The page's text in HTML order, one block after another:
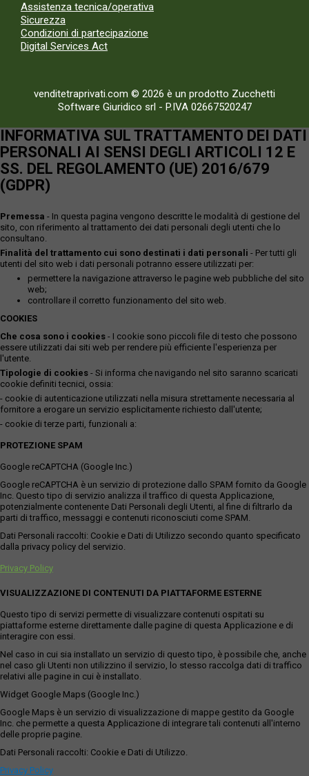
Assistenza tecnica/operativa
Sicurezza
Condizioni di partecipazione
Digital Services Act
venditetraprivati.com © 2026 è un prodotto Zucchetti
Software Giuridico srl - P.IVA 02667520247
INFORMATIVA SUL TRATTAMENTO DEI DATI
PERSONALI AI SENSI DEGLI ARTICOLI 12 E
SS. DEL REGOLAMENTO (UE) 2016/679
(GDPR)
Premessa - In questa pagina vengono descritte le modalità di gestione del
sito, con riferimento al trattamento dei dati personali degli utenti che lo
consultano.
Finalità del trattamento cui sono destinati i dati personali - Per tutti gli
utenti del sito web i dati personali potranno essere utilizzati per:
permettere la navigazione attraverso le pagine web pubbliche del sito
web;
controllare il corretto funzionamento del sito web.
COOKIES
Che cosa sono i cookies - I cookie sono piccoli file di testo che possono
essere utilizzati dai siti web per rendere più efficiente l'esperienza per
l'utente.
Tipologie di cookies - Si informa che navigando nel sito saranno scaricati
cookie definiti tecnici, ossia:
- cookie di autenticazione utilizzati nella misura strettamente necessaria al
fornitore a erogare un servizio esplicitamente richiesto dall'utente;
- cookie di terze parti, funzionali a:
PROTEZIONE SPAM
Google reCAPTCHA (Google Inc.)
Google reCAPTCHA è un servizio di protezione dallo SPAM fornito da Google
Inc. Questo tipo di servizio analizza il traffico di questa Applicazione,
potenzialmente contenente Dati Personali degli Utenti, al fine di filtrarlo da
parti di traffico, messaggi e contenuti riconosciuti come SPAM.
Dati Personali raccolti: Cookie e Dati di Utilizzo secondo quanto specificato
dalla privacy policy del servizio.
Privacy Policy
VISUALIZZAZIONE DI CONTENUTI DA PIATTAFORME ESTERNE
Questo tipo di servizi permette di visualizzare contenuti ospitati su
piattaforme esterne direttamente dalle pagine di questa Applicazione e di
interagire con essi.
Nel caso in cui sia installato un servizio di questo tipo, è possibile che, anche
nel caso gli Utenti non utilizzino il servizio, lo stesso raccolga dati di traffico
relativi alle pagine in cui è installato.
Widget Google Maps (Google Inc.)
Google Maps è un servizio di visualizzazione di mappe gestito da Google
Inc. che permette a questa Applicazione di integrare tali contenuti all'interno
delle proprie pagine.
Dati Personali raccolti: Cookie e Dati di Utilizzo.
Privacy Policy